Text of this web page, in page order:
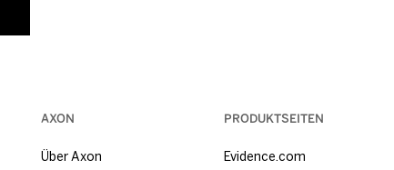
AXON
Über Axon
PRODUKTSEITEN
Evidence.com